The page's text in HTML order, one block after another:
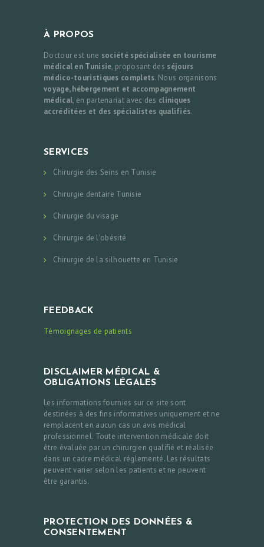
À PROPOS
Doctour est une société spécialisée en tourisme
médical en Tunisie, proposant des séjours
médico-touristiques complets. Nous organisons
voyage, hébergement et accompagnement
médical, en partenariat avec des cliniques
accréditées et des spécialistes qualifiés.
SERVICES
Chirurgie des Seins en Tunisie
Chirurgie dentaire Tunisie
Chirurgie du visage
Chirurgie de l’obésité
Chirurgie de la silhouette en Tunisie
FEEDBACK
Témoignages de patients
DISCLAIMER MÉDICAL &
OBLIGATIONS LÉGALES
Les informations fournies sur ce site sont
destinées à des fins informatives uniquement et ne
remplacent en aucun cas un avis médical
professionnel. Toute intervention médicale doit
être évaluée par un chirurgien qualifié et réalisée
dans un cadre médical réglementé. Les résultats
peuvent varier selon les patients et ne peuvent
être garantis.
PROTECTION DES DONNÉES &
CONSENTEMENT